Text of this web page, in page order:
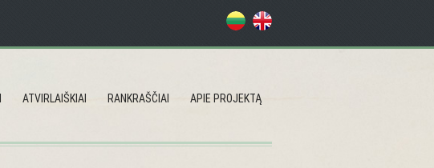
ATVIRLAIŠKIAI RANKRAŠČIAI APIE PROJEKTĄ